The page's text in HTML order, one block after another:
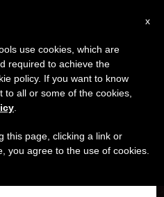
‘25 De
×
haremos la pausa
en el periodo de verano
y también el
x
use cookies, which are
required to achieve the
policy. If you want to know
all or some of the cookies,
this page, clicking a link or
you agree to the use of cookies.